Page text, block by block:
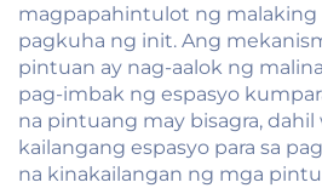
magpapahintulot ng malaking
pagkuha ng init. Ang
pintuan ay nag-aalok ng
pag-imbak ng espasyo
na pintuang may bisagra, dahil
kailangang espasyo para sa
na kinakailangan ng mga